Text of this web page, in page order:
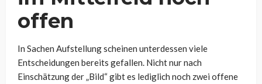
offen
In Sachen Aufstellung scheinen unterdessen viele
Entscheidungen bereits gefallen. Nicht nur nach
Einschätzung der „Bild“ gibt es lediglich noch zwei offene